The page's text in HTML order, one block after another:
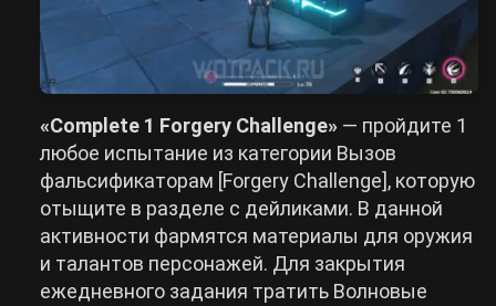
«Complete 1 Forgery Challenge» — пройдите 1
любое испытание из категории Вызов
фальсификаторам [Forgery Challenge], которую
отыщите в разделе с дейликами. В данной
активности фармятся материалы для оружия
и талантов персонажей. Для закрытия
ежедневного задания тратить Волновые